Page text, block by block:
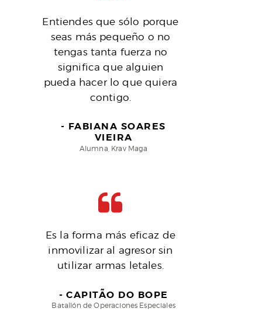
Entiendes que sólo porque
seas más pequeño o no
tengas tanta fuerza no
significa que alguien
pueda hacer lo que quiera
contigo.
FABIANA SOARES
VIEIRA
Alumna, Krav Maga
Es la forma más eficaz de
inmovilizar al agresor sin
utilizar armas letales.
CAPITÃO DO BOPE
Batallón de Operaciones Especiales